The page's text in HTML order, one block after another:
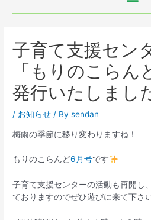
子育て支援セン
「もりのこらん
発行いたしまし
/ お知らせ / Bysendan
梅雨の季節に移り変わりますね！
もりのこらんど6月号です
子育て支援センターの活動も再開し
ておりますのでぜひ遊びに来て下さ